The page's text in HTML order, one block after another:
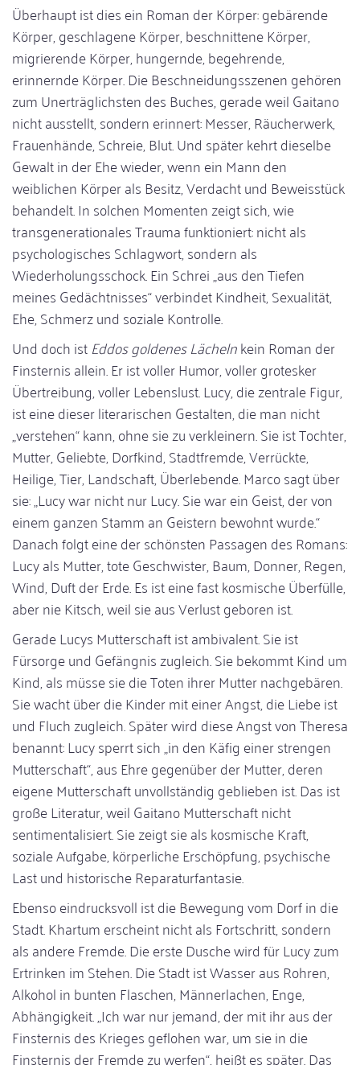
Überhaupt ist dies ein Roman der Körper: gebärende
Körper, geschlagene Körper, beschnittene Körper,
migrierende Körper, hungernde, begehrende,
erinnernde Körper. Die Beschneidungsszenen gehören
zum Unerträglichsten des Buches, gerade weil Gaitano
nicht ausstellt, sondern erinnert: Messer, Räucherwerk,
Frauenhände, Schreie, Blut. Und später kehrt dieselbe
Gewalt in der Ehe wieder, wenn ein Mann den
weiblichen Körper als Besitz, Verdacht und Beweisstück
behandelt. In solchen Momenten zeigt sich, wie
transgenerationales Trauma funktioniert: nicht als
psychologisches Schlagwort, sondern als
Wiederholungsschock. Ein Schrei „aus den Tiefen
meines Gedächtnisses“ verbindet Kindheit, Sexualität,
Ehe, Schmerz und soziale Kontrolle.
Und doch istEddos goldenes Lächelnkein Roman der
Finsternis allein. Er ist voller Humor, voller grotesker
Übertreibung, voller Lebenslust. Lucy, die zentrale Figur,
ist eine dieser literarischen Gestalten, die man nicht
„verstehen“ kann, ohne sie zu verkleinern. Sie ist Tochter,
Mutter, Geliebte, Dorfkind, Stadtfremde, Verrückte,
Heilige, Tier, Landschaft, Überlebende. Marco sagt über
sie: „Lucy war nicht nur Lucy. Sie war ein Geist, der von
einem ganzen Stamm an Geistern bewohnt wurde.“
Danach folgt eine der schönsten Passagen des Romans:
Lucy als Mutter, tote Geschwister, Baum, Donner, Regen,
Wind, Duft der Erde. Es ist eine fast kosmische Überfülle,
aber nie Kitsch, weil sie aus Verlust geboren ist.
Gerade Lucys Mutterschaft ist ambivalent. Sie ist
Fürsorge und Gefängnis zugleich. Sie bekommt Kind um
Kind, als müsse sie die Toten ihrer Mutter nachgebären.
Sie wacht über die Kinder mit einer Angst, die Liebe ist
und Fluch zugleich. Später wird diese Angst von Theresa
benannt: Lucy sperrt sich „in den Käfig einer strengen
Mutterschaft“, aus Ehre gegenüber der Mutter, deren
eigene Mutterschaft unvollständig geblieben ist. Das ist
große Literatur, weil Gaitano Mutterschaft nicht
sentimentalisiert. Sie zeigt sie als kosmische Kraft,
soziale Aufgabe, körperliche Erschöpfung, psychische
Last und historische Reparaturfantasie.
Ebenso eindrucksvoll ist die Bewegung vom Dorf in die
Stadt. Khartum erscheint nicht als Fortschritt, sondern
als andere Fremde. Die erste Dusche wird für Lucy zum
Ertrinken im Stehen. Die Stadt ist Wasser aus Rohren,
Alkohol in bunten Flaschen, Männerlachen, Enge,
Abhängigkeit. „Ich war nur jemand, der mit ihr aus der
Finsternis des Krieges geflohen war, um sie in die
Finsternis der Fremde zu werfen“, heißt es später. Das